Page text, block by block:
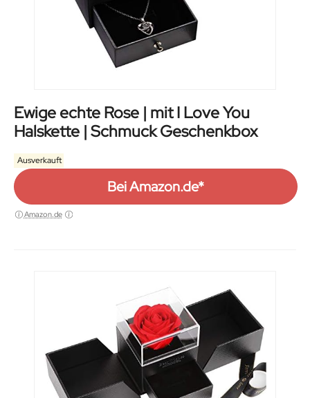
Ewige echte Rose | mit I Love You
Halskette | Schmuck Geschenkbox
Ausverkauft
Bei Amazon.de*
Amazon.de